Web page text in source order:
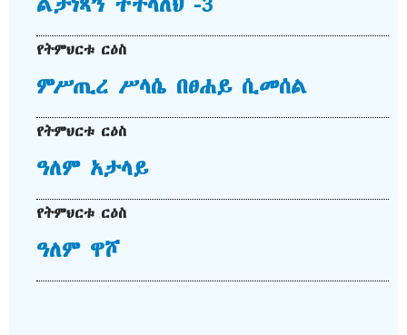
የትምህርቱ ርዕስ
ምሥጢረ ሥላሴ በፀሐይ ሲመሰል
የትምህርቱ ርዕስ
ዓለም አታላይ
የትምህርቱ ርዕስ
ዓለም ዋሾ